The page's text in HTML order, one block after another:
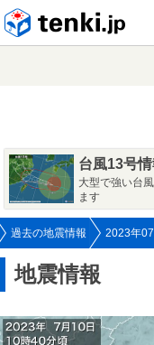
台風13号
大型で強い台
ます
過去の地震情報 2023年
地震情報